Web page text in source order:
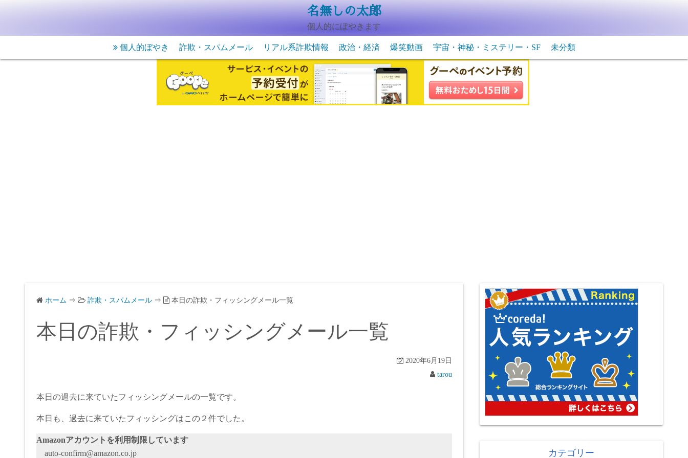
名無しの太郎
個人的にぼやきます
個人的ぼやき 詐欺・スパムメール リアル系詐欺情報 政治・経済 爆笑動画
動物系の爆笑動画
宇宙・神秘・ミステリー・SF
未確認生物・飛行物体
宇宙・ＳＦ
未分類
ホーム ⇒ 詐欺・スパムメール ⇒ 本日の詐欺・フィッシングメール一覧
本日の詐欺・フィッシングメール一覧
2020年6月19日
tarou
本日の過去に来ていたフィッシングメールの一覧です。
本日も、過去に来ていたフィッシングはこの２件でした。
Amazonアカウントを利用制限しています
auto-confirm@amazon.co.jp
カテゴリー